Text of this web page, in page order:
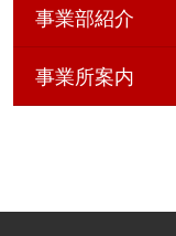
事業部紹介
事業所案内